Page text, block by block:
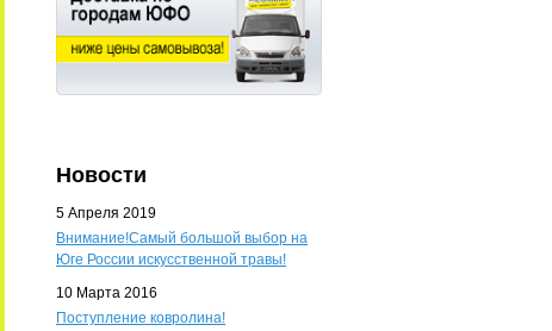
Новости
5 Апреля 2019
Внимание!Самый большой выбор на
Юге России искусственной травы!
10 Марта 2016
Поступление ковролина!